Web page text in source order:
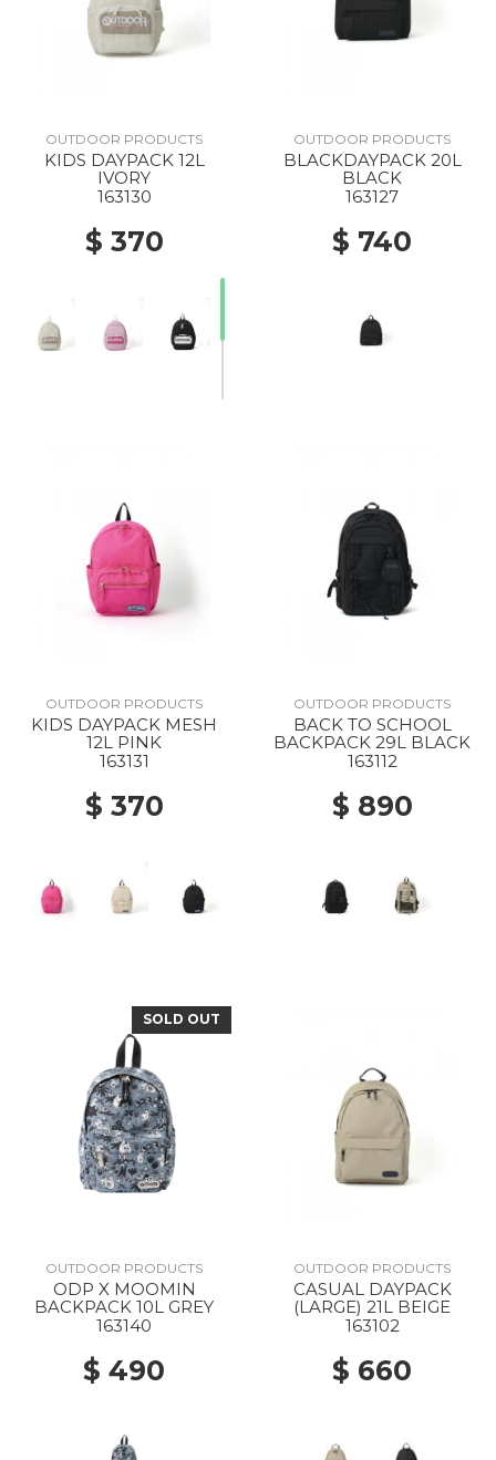
OUTDOOR PRODUCTS
KIDS DAYPACK 12L
IVORY
163130
$ 370
OUTDOOR PRODUCTS
BLACKDAYPACK 20L
BLACK
163127
$ 740
OUTDOOR PRODUCTS
KIDS DAYPACK MESH
12L PINK
163131
$ 370
OUTDOOR PRODUCTS
BACK TO SCHOOL
BACKPACK 29L BLACK
163112
$ 890
SOLD OUT
OUTDOOR PRODUCTS
ODP X MOOMIN
BACKPACK 10L GREY
163140
$ 490
OUTDOOR PRODUCTS
CASUAL DAYPACK
(LARGE) 21L BEIGE
163102
$ 660